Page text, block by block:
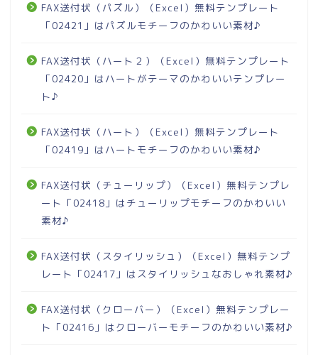
FAX送付状（パズル）（Excel）無料テンプレート
「02421」はパズルモチーフのかわいい素材♪
FAX送付状（ハート２）（Excel）無料テンプレート
「02420」はハートがテーマのかわいいテンプレー
ト♪
FAX送付状（ハート）（Excel）無料テンプレート
「02419」はハートモチーフのかわいい素材♪
FAX送付状（チューリップ）（Excel）無料テンプレ
ート「02418」はチューリップモチーフのかわいい
素材♪
FAX送付状（スタイリッシュ）（Excel）無料テンプ
レート「02417」はスタイリッシュなおしゃれ素材♪
FAX送付状（クローバー）（Excel）無料テンプレー
ト「02416」はクローバーモチーフのかわいい素材♪